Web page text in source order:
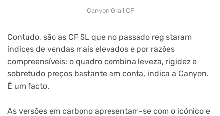
Canyon Grail CF
Contudo, são as CF SL que no passado registaram
índices de vendas mais elevados e por razões
compreensíveis: o quadro combina leveza, rigidez e
sobretudo preços bastante em conta, indica a Canyon.
É um facto.
As versões em carbono apresentam-se com o icónico e